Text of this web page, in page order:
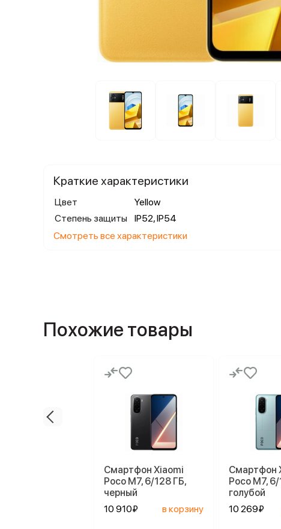
Краткие характеристики
Цвет
Yellow
Степень защиты
IP52, IP54
Смотреть все характеристики
Похожие товары
Смартфон Xiaomi
Poco M7, 6/128 ГБ,
черный
10 910₽
в корзину
Смартфон
Poco M7,
голубой
10 269₽